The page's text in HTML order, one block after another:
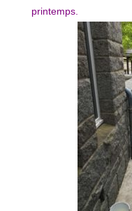
printemps.